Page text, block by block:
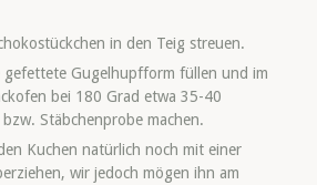
in den Teig streuen.
gefettete Gugelhupfform füllen und im
bei 180 Grad etwa 35-40
Stäbchenprobe machen.
Kuchen natürlich noch mit einer
wir jedoch mögen ihn am